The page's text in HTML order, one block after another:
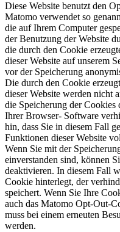
Diese Website benutzt den
Matomo verwendet so
die auf Ihrem Computer
der Benutzung der Website
die durch den Cookie
dieser Website auf unserem
vor der Speicherung
Die durch den Cookie
dieser Website werden nicht
die Speicherung der Cookies
Ihrer Browser- Software
hin, dass Sie in diesem Fall
Funktionen dieser Website
Wenn Sie mit der
einverstanden sind, können
deaktivieren. In diesem Fall
Cookie hinterlegt, der
speichert. Wenn Sie Ihre
auch das Matomo Opt-Out-
muss bei einem erneuten
werden.